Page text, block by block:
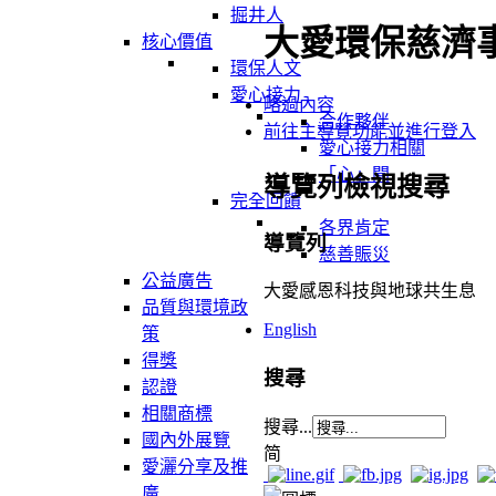
掘井人
核心價值
環保人文
愛心接力
合作夥伴
愛心接力相關
「心」聞
完全回饋
各界肯定
慈善賑災
公益廣告
品質與環境政
策
得獎
認證
相關商標
國內外展覽
愛灑分享及推
大愛環保慈濟
略過內容
前往主導覽功能並進行登入
導覽列檢視搜尋
導覽列
大愛感恩科技與地球共生息
English
搜尋
搜尋...
简